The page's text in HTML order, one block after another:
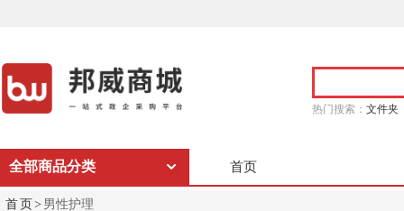
热门搜索： 文件夹
全部商品分类 首页
首页> 男性护理